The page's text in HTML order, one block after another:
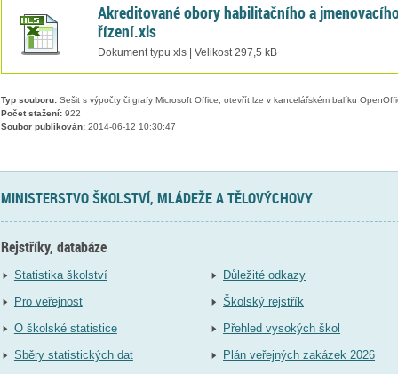
Akreditované obory habilitačního a
řízení.xls
Dokument typu xls | Velikost 297,5 kB
Typ souboru:Sešit s výpočty či grafy Microsoft Office, otevřít lze v kancelářském balíku
Počet stažení:922
Soubor publikován:2014-06-12 10:30:47
MINISTERSTVO ŠKOLSTVÍ, MLÁDEŽE A TĚLOVÝCHOVY
Rejstříky, databáze
Statistika školství
Pro veřejnost
O školské statistice
Sběry statistických dat
Důležité odkazy
Školský rejstřík
Přehled vysokých škol
Plán veřejných zakázek 2026